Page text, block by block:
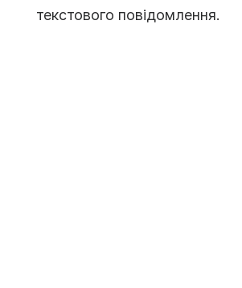
текстового повідомлення.